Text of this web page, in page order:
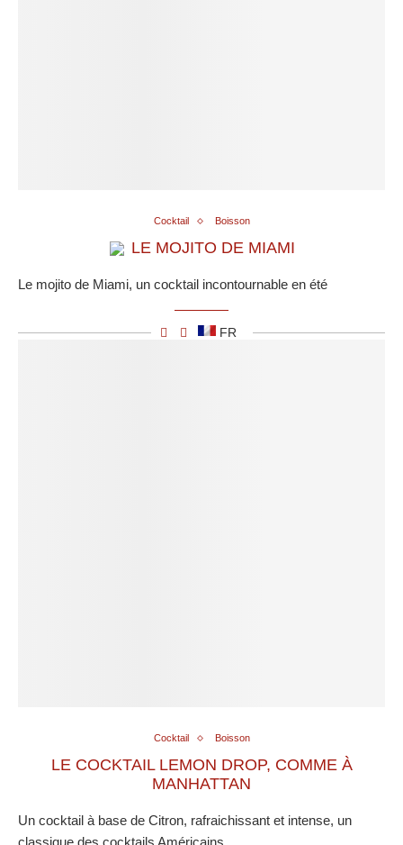
Cocktail Boisson
LE MOJITO DE MIAMI
Le mojito de Miami, un cocktail incontournable en été
FR
Cocktail Boisson
LE COCKTAIL LEMON DROP, COMME À
MANHATTAN
Un cocktail à base de Citron, rafraichissant et intense, un